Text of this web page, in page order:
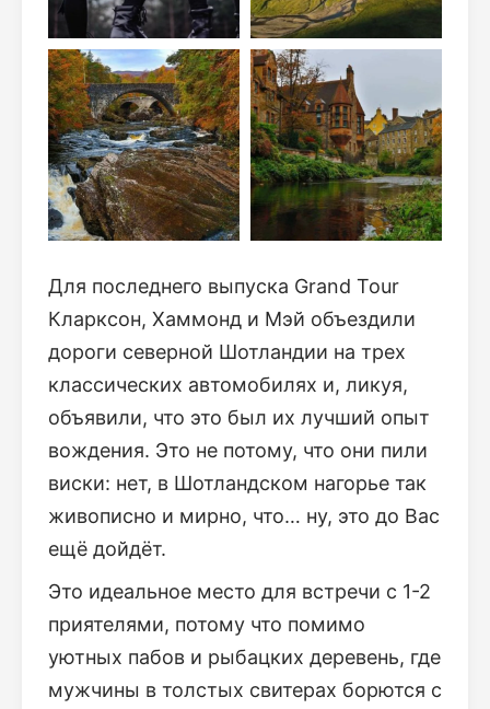
Для последнего выпуска Grand Tour
Кларксон, Хаммонд и Мэй объездили
дороги северной Шотландии на трех
классических автомобилях и, ликуя,
объявили, что это был их лучший опыт
вождения. Это не потому, что они пили
виски: нет, в Шотландском нагорье так
живописно и мирно, что… ну, это до Вас
ещё дойдёт.
Это идеальное место для встречи с 1-2
приятелями, потому что помимо
уютных пабов и рыбацких деревень, где
мужчины в толстых свитерах борются с